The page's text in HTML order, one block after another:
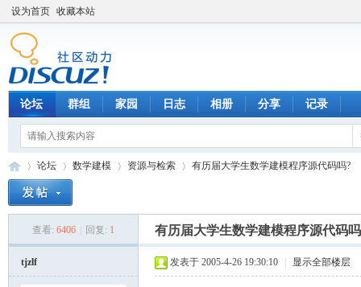
设为首页 收藏本站
论坛 群组 家园 日志 相册 分享 记录
论坛
›
数学建模
›
资源与检索
›
有历届大学生数学建模程序源代码吗?
查看: 6406 回复: 1 有历届大学生数学建模程序源代码
tjzlf 发表于 2005-4-26 19:30:10 显示全部楼层